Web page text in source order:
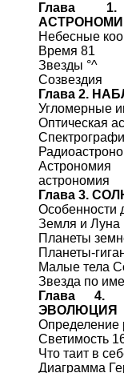
Глава
Небесные
Время 81
Звезды °^
Созвездия
Глава 2.
Угломерные
Оптическая
астрономия
Глава 3.
Особенности
Земля и Луна
Планеты
Планеты-
Малые тела
Звезда по
Глава
ЭВОЛЮЦИЯ
Определение
Светимость
Что таит в
Диаграмма